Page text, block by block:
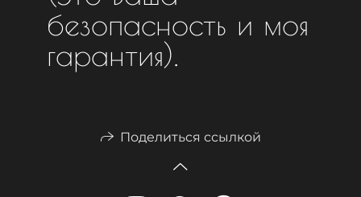
безопасность и моя
гарантия).
Поделиться ссылкой